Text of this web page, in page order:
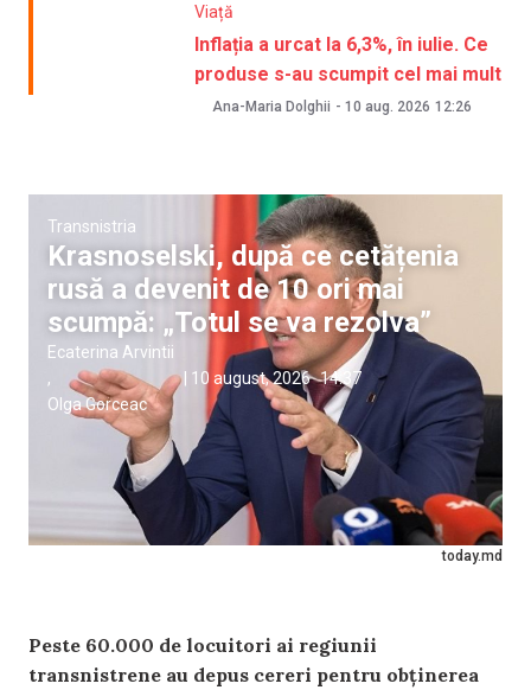
Viață
Inflația a urcat la 6,3%, în iulie. Ce
produse s-au scumpit cel mai mult
Ana-Maria Dolghii - 10 aug. 2026 12:26
today.md
Transnistria
Krasnoselski, după ce cetățenia
rusă a devenit de 10 ori mai
scumpă: „Totul se va rezolva”
Ecaterina Arvintii
,
Olga Gorceac
10 august, 2026 14:37
Peste 60.000 de locuitori ai regiunii
transnistrene au depus cereri pentru obținerea